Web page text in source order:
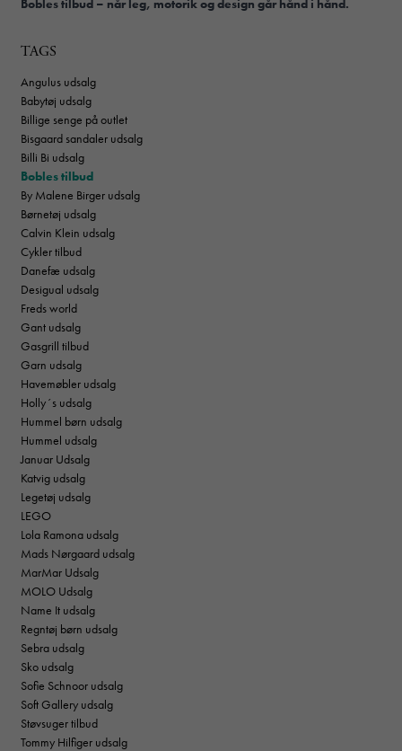
TAGS
Angulus udsalg
Babytøj udsalg
Billige senge på outlet
Bisgaard sandaler udsalg
Billi Bi udsalg
Bobles tilbud
By Malene Birger udsalg
Børnetøj udsalg
Calvin Klein udsalg
Cykler tilbud
Danefæ udsalg
Desigual udsalg
Freds world
Gant udsalg
Gasgrill tilbud
Garn udsalg
Havemøbler udsalg
Holly´s udsalg
Hummel børn udsalg
Hummel udsalg
Januar Udsalg
Katvig udsalg
Legetøj udsalg
LEGO
Lola Ramona udsalg
Mads Nørgaard udsalg
MarMar Udsalg
MOLO Udsalg
Name It udsalg
Regntøj børn udsalg
Sebra udsalg
Sko udsalg
Sofie Schnoor udsalg
Soft Gallery udsalg
Støvsuger tilbud
Tommy Hilfiger udsalg